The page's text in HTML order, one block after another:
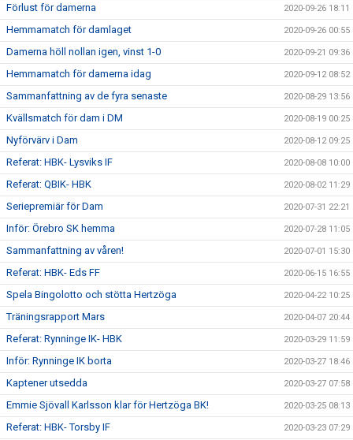
Förlust för damerna 2020-09-26 18:11
Hemmamatch för damlaget 2020-09-26 00:55
Damerna höll nollan igen, vinst 1-0 2020-09-21 09:36
Hemmamatch för damerna idag 2020-09-12 08:52
Sammanfattning av de fyra senaste 2020-08-29 13:56
Kvällsmatch för dam i DM 2020-08-19 00:25
Nyförvärv i Dam 2020-08-12 09:25
Referat: HBK- Lysviks IF 2020-08-08 10:00
Referat: QBIK- HBK 2020-08-02 11:29
Seriepremiär för Dam 2020-07-31 22:21
Inför: Örebro SK hemma 2020-07-28 11:05
Sammanfattning av våren! 2020-07-01 15:30
Referat: HBK- Eds FF 2020-06-15 16:55
Spela Bingolotto och stötta Hertzöga 2020-04-22 10:25
Träningsrapport Mars 2020-04-07 20:44
Referat: Rynninge IK- HBK 2020-03-29 11:59
Inför: Rynninge IK borta 2020-03-27 18:46
Kaptener utsedda 2020-03-27 07:58
Emmie Sjövall Karlsson klar för Hertzöga BK! 2020-03-25 08:13
Referat: HBK- Torsby IF 2020-03-23 07:29